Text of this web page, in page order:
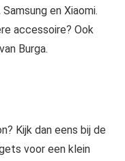
en Xiaomi.
accessoire? Ook
Burga.
Kijk dan eens bij de
voor een klein